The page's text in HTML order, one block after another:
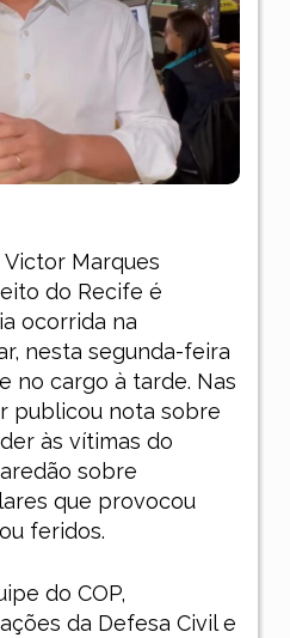
Marques
do Recife é
ocorrida na
nesta segunda-feira
no cargo à tarde. Nas
publicou nota sobre
às vítimas do
sobre
que provocou
feridos.
do COP,
da Defesa Civil e